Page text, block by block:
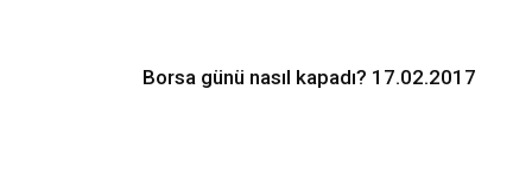
Borsa günü nasıl kapadı? 17.02.2017